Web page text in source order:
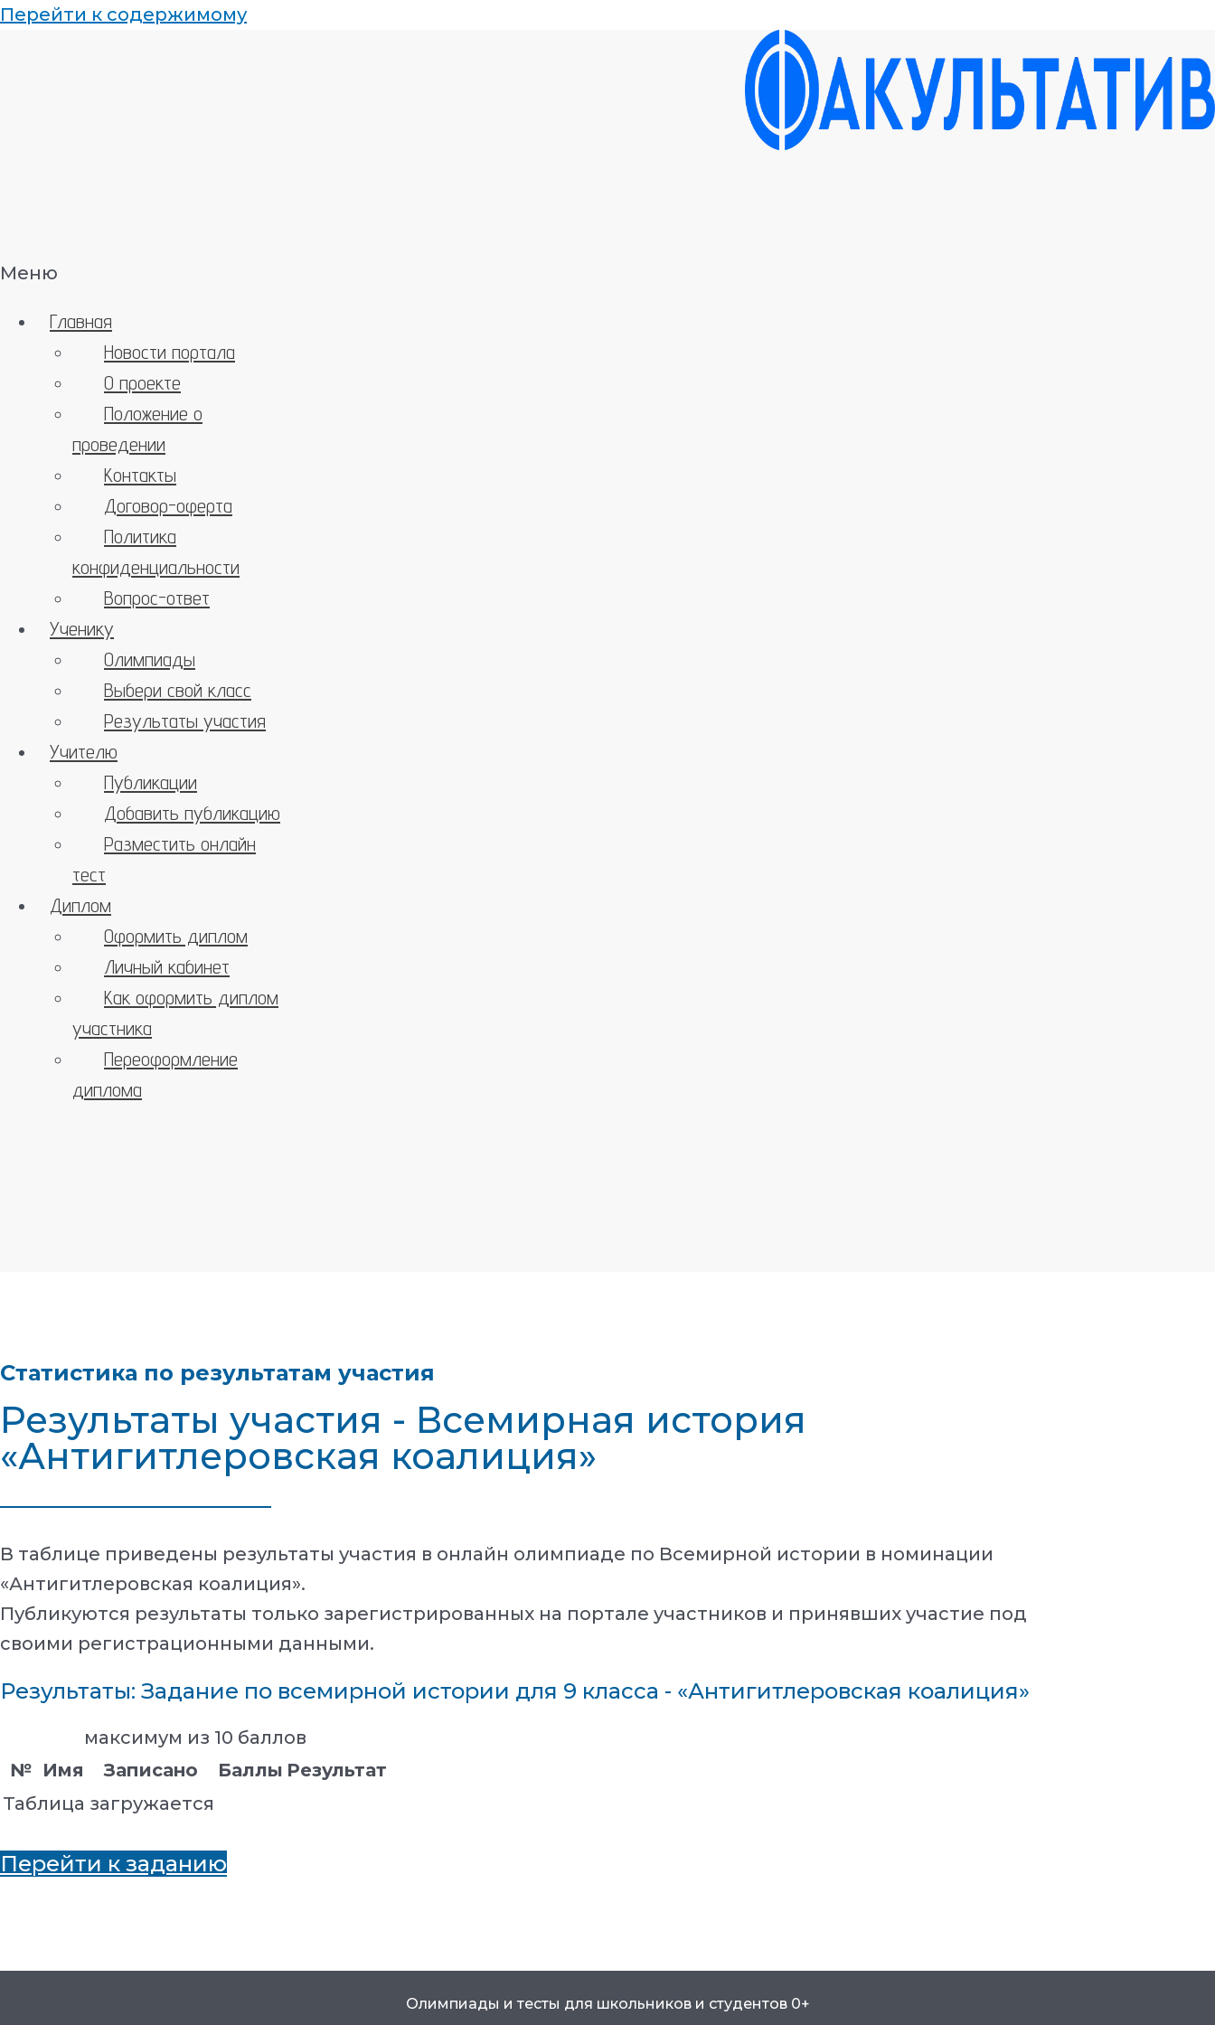
Перейти к содержимому
Меню
Главная
Новости портала
О проекте
Положение о
проведении
Контакты
Договор-оферта
Политика
конфиденциальности
Вопрос-ответ
Ученику
Олимпиады
Выбери свой класс
Результаты участия
Учителю
Публикации
Добавить публикацию
Разместить онлайн
тест
Диплом
Оформить диплом
Личный кабинет
Как оформить диплом
участника
Переоформление
диплома
Статистика по результатам участия
Результаты участия - Всемирная история
«Антигитлеровская коалиция»
В таблице приведены результаты участия в онлайн олимпиаде по Всемирной истории в номинации
«Антигитлеровская коалиция».
Публикуются результаты только зарегистрированных на портале участников и принявших участие под
своими регистрационными данными.
Результаты: Задание по всемирной истории для 9 класса - «Антигитлеровская коалиция»
максимум из 10 баллов
№ Имя Записано Баллы Результат
Таблица загружается
Перейти к заданию
Олимпиады и тесты для школьников и студентов 0+